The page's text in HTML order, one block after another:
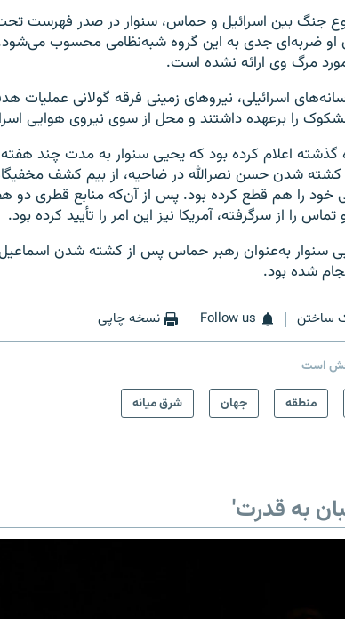
جنگ بین اسرائیل و حماس، سنوار در صدر فهرست
ضربه‌ای جدی به این گروه شبه‌نظامی محسوب می‌شود.
مرگ وی ارائه نشده است.
اسرائیلی، نیروهای زمینی فرقه گولانی عملیات
را برعهده داشتند و محل از سوی نیروی هوایی
گذشته اعلام کرده بود که یحیی سنوار به مدت چند
کشته شدن حسن نصرالله در ضاحیه، از بیم کشف
خود را هم قطع کرده بود. پس از آن‌که منابع قطری دو
را از سرگرفته، آمریکا نیز این امر را تأیید کرده بود.
سنوار به‌عنوان رهبر حماس پس از کشته شدن اسماعیل
شده بود.
ساختن Follow us نسخه چاپی
بخش است
منطقه جهان شرق میانه
به قدرت'